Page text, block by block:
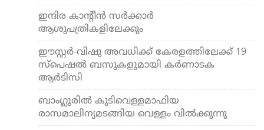
ഇന്ദിര കാന്റീന്‍ സര്‍ക്കാര്‍
ആശുപത്രികളിലേക്കും
ഈസ്റ്റർ-വിഷു അവധിക്ക് കേരളത്തിലേക്ക് 19
സ്പെഷൽ ബസുകളുമായി കർണാടക
ആർടിസി
ബാംഗ്ലൂരില്‍ കുടിവെള്ളമാഫിയ
രാസമാലിന്യമടങ്ങിയ വെള്ളം വില്‍ക്കുന്നു